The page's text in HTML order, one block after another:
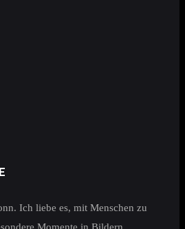
Ich liebe es, mit Menschen zu